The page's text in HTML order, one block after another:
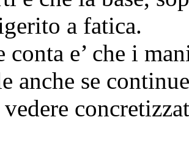
a fatica.
conta e’ che i
anche se
vedere